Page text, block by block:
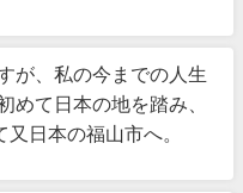
が、私の今までの人生
めて日本の地を踏み、
日本の福山市へ。